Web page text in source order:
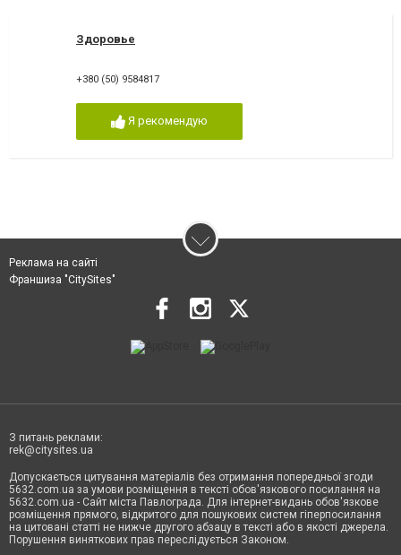
Здоровье
+380 (50) 9584817
Я рекомендую
Реклама на сайті
Франшиза "CitySites"
З питань реклами:
rek@citysites.ua
Допускається цитування матеріалів без отримання попередньої згоди
5632.com.ua за умови розміщення в тексті обов'язкового посилання на
5632.com.ua - Сайт міста Павлограда. Для інтернет-видань обов'язкове
розміщення прямого, відкритого для пошукових систем гіперпосилання
на цитовані статті не нижче другого абзацу в тексті або в якості джерела.
Порушення виняткових прав переслідується Законом.